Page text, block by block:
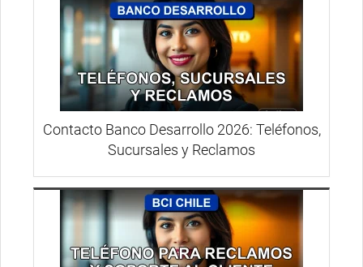
Contacto Banco Desarrollo 2026: Teléfonos,
Sucursales y Reclamos